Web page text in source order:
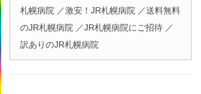
札幌病院 ／激安！JR札幌病院 ／送料無料
のJR札幌病院 ／JR札幌病院にご招待 ／
訳ありのJR札幌病院